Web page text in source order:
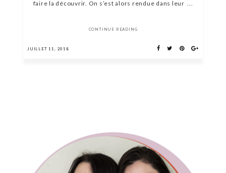
faire la découvrir. On s’est alors rendue dans leur ...
CONTINUE READING
JUILLET 11, 2018